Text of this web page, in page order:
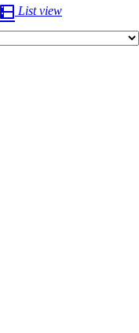
List view